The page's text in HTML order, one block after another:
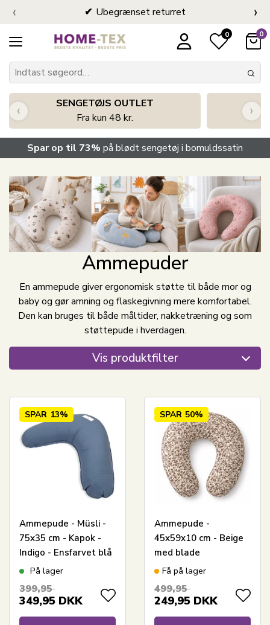
Ubegrænset returret
‹ ›
0 0
SENGETØJS OUTLET
Fra kun 48 kr.
‹ ›
Spar op til 73% på blødt sengetøj i bomuldssatin
Ammepuder
En ammepude giver ergonomisk støtte til både mor og
baby og gør amning og flaskegivning mere komfortabel.
Den kan bruges til både måltider, nakketræning og som
støttepude i hverdagen.
Vis produktfilter
SPAR 13%
Ammepude - Müsli -
75x35 cm - Kapok -
Indigo - Ensfarvet blå
På lager
399,95
349,95 DKK
SPAR 50%
Ammepude -
45x59x10 cm - Beige
med blade
Få på lager
499,95
249,95 DKK